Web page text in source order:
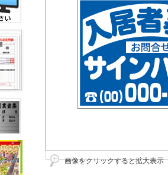
画像をクリックすると拡大表示